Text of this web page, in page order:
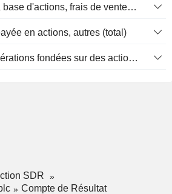
Rémunération à base d'actions, frais de vente et d'administration (total)
en actions, autres (total)
Total des rémunérations fondées sur des actions
SDR
Compte de Résultat